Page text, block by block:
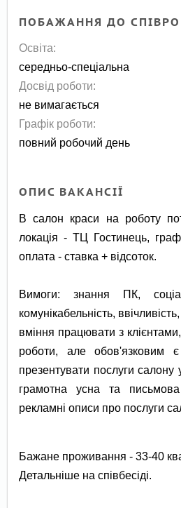
ПОБАЖАННЯ ДО
Освіта:
середньо-спеціальна
Досвід роботи:
не вимагається
Графік роботи:
повний робочий день
ОПИС ВАКАНСІЇ
В салон краси на роботу
локація - ТЦ Гостинець,
оплата - ставка + відсоток.
Вимоги: знання ПК,
комунікабельність, ввічливість,
вміння працювати з
роботи, але обов'язковим
презентувати послуги салону
грамотна усна та
рекламні описи про послуги
Бажане проживання - 33-40
Детальніше на співбесіді.